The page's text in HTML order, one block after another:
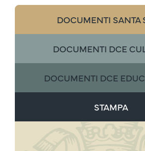
DOCUMENTI SANTA
DOCUMENTI DCE
DOCUMENTI DCE
STAMPA